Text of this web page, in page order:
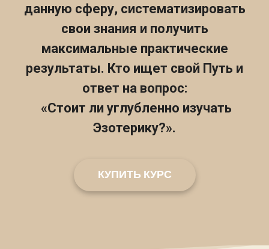
данную сферу, систематизировать
свои знания и получить
максимальные практические
результаты. Кто ищет свой Путь и
ответ на вопрос:
«Стоит ли углубленно изучать
Эзотерику?».
КУПИТЬ КУРС